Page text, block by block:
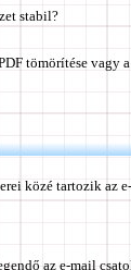
stabil?
tömörítése
közé tartozik az
az e-mail